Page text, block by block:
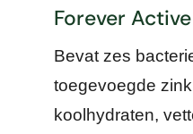
Forever
Bevat zes
toegevoegde
koolhydraten,